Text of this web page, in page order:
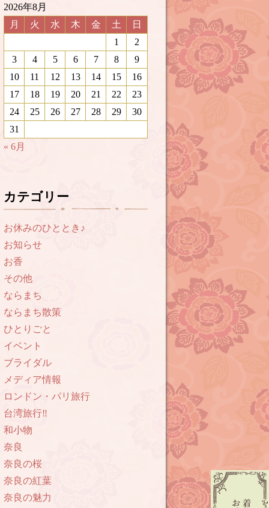
2026年8月
月
火 水 木 金 土
日
1
2
3
4 5 6 7 8
9
10
11 12 13 14 15
16
17
18 19 20 21 22
23
24
25 26 27 28 29
30
31
« 6月
カテゴリー
お休みのひととき♪
お知らせ
お香
その他
ならまち
ならまち散策
ひとりごと
イベント
ブライダル
メディア情報
ロンドン・パリ旅行
台湾旅行‼︎
和小物
奈良
奈良の桜
奈良の紅葉
奈良の魅力